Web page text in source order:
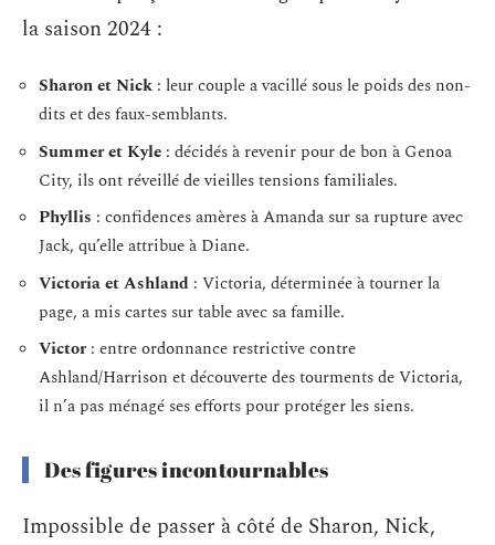
la saison 2024 :
Sharon et Nick : leur couple a vacillé sous le poids des non-
dits et des faux-semblants.
Summer et Kyle : décidés à revenir pour de bon à Genoa
City, ils ont réveillé de vieilles tensions familiales.
Phyllis : confidences amères à Amanda sur sa rupture avec
Jack, qu’elle attribue à Diane.
Victoria et Ashland : Victoria, déterminée à tourner la
page, a mis cartes sur table avec sa famille.
Victor: entre ordonnance restrictive contre
Ashland/Harrison et découverte des tourments de Victoria,
il n’a pas ménagé ses efforts pour protéger les siens.
Des figures incontournables
Impossible de passer à côté de Sharon, Nick,